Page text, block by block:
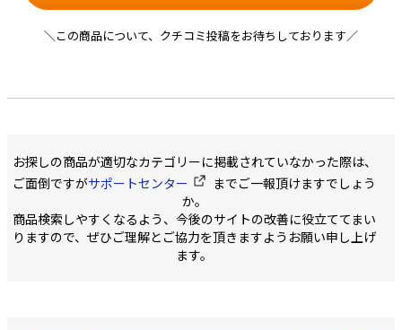
＼この商品について、クチコミ投稿をお待ちしております／
お探しの商品が適切なカテゴリーに掲載されていなかった際は、
ご面倒ですがサポートセンター
までご一報頂けますでしょう
か。
商品検索しやすくなるよう、今後のサイトの改善に役立ててまい
りますので、ぜひご理解とご協力を頂きますようお願い申し上げ
ます。